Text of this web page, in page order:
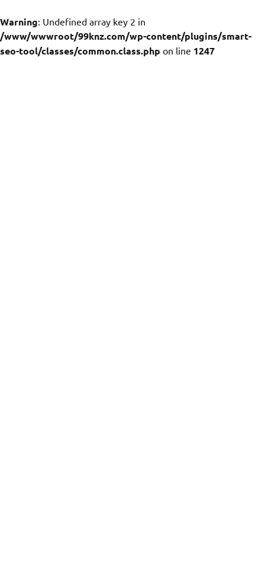
Warning: Undefined array key 2 in
/www/wwwroot/99knz.com/wp-content/plugins/smart-
seo-tool/classes/common.class.php on line 1247